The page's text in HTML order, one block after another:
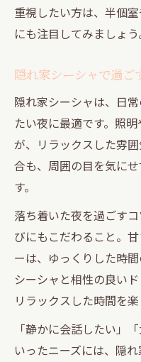
重視したい方は、半個
にも注目してみましょう
隠れ家シーシャで過ご
隠れ家シーシャは、日
たい夜に最適です。照
が、リラックスした雰
合も、周囲の目を気に
す。
落ち着いた夜を過ごす
びにもこだわること。
ーは、ゆっくりした時間
シーシャと相性の良い
リラックスした時間を楽
「静かに会話したい」
いったニーズには、隠